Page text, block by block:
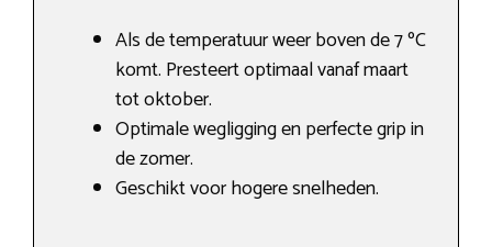
Als de temperatuur weer boven de 7 ºC
komt. Presteert optimaal vanaf maart
tot oktober.
Optimale wegligging en perfecte grip in
de zomer.
Geschikt voor hogere snelheden.